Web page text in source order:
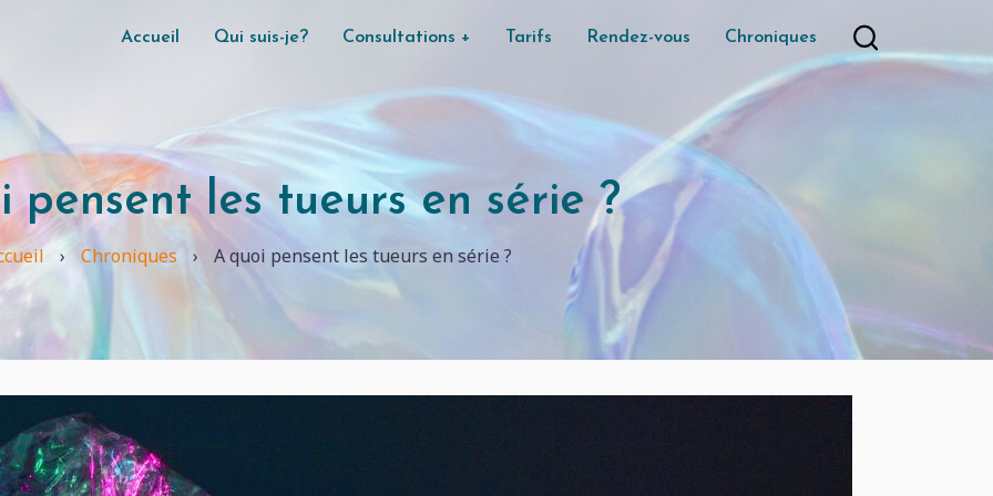
Main
navigation
Accueil Qui suis-je? Consultations + Tarifs Rendez-vous Chroniques
pensent les tueurs en série ?
› Chroniques › A quoi pensent les tueurs en série ?